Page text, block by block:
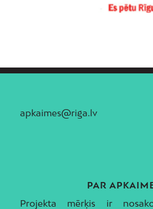
apkaimes@riga.lv
PAR
Projekta mērķis ir